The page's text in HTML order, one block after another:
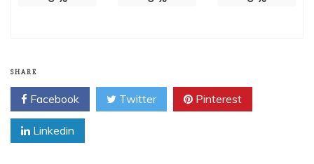
SHARE
Facebook Twitter Pinterest
Linkedin